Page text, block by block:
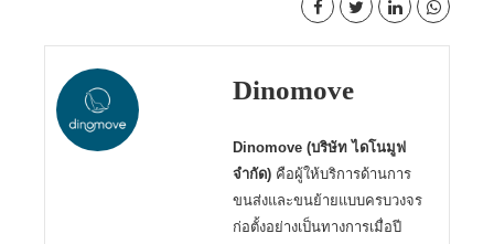
Dinomove
Dinomove (บริษัท ไดโนมูฟ
จำกัด) คือผู้ให้บริการด้านการ
ขนส่งและขนย้ายแบบครบวงจร
ก่อตั้งอย่างเป็นทางการเมื่อปี